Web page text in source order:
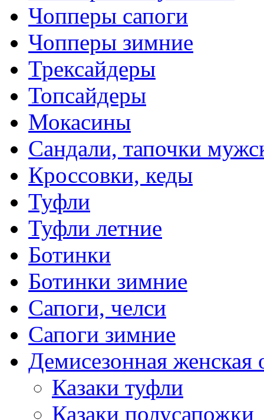
Чопперы сапоги
Чопперы зимние
Трексайдеры
Топсайдеры
Мокасины
Сандали, тапочки
Кроссовки, кеды
Туфли
Туфли летние
Ботинки
Ботинки зимние
Сапоги, челси
Сапоги зимние
Демисезонная женская
Казаки туфли
Казаки полусапожки